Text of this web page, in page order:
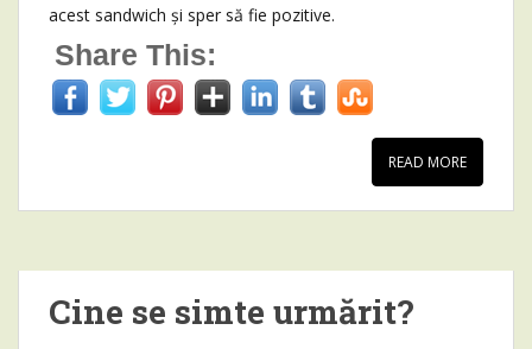
acest sandwich și sper să fie pozitive.
Share This:
READ MORE
Cine se simte urmărit?